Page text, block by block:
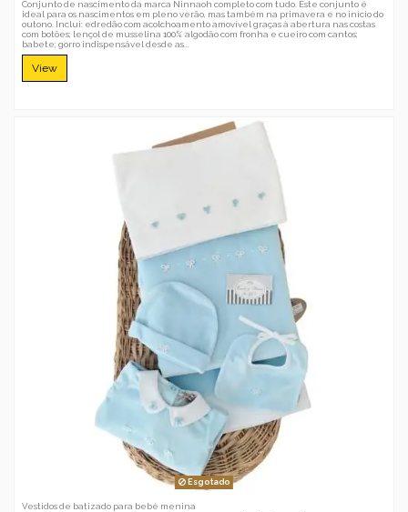
Conjunto de nascimento da marca Ninnaoh completo com tudo. Este conjunto é
ideal para os nascimentos em pleno verão, mas também na primavera e no início do
outono. Inclui: edredão com acolchoamento amovível graças à abertura nas costas
com botões; lençol de musselina 100% algodão com fronha e cueiro com cantos;
babete; gorro indispensável desde as...
View
Esgotado
Vestidos de batizado para bebé menina